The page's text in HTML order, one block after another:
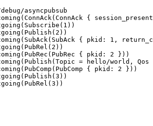
asyncpubsub
{
{ pkid: 1,
{ pkid: 2 }))
= hello/world,
{ pkid: 2 }))